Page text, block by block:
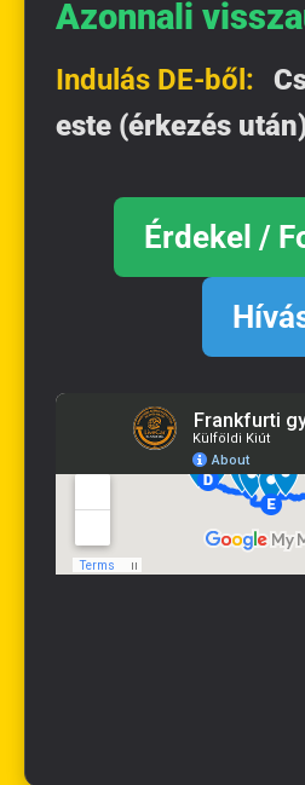
Azonnali
Indulás DE-ből:
este (érkezés
Érdekel /